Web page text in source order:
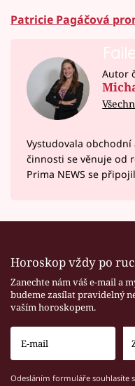
Patricie Pagáčová
Autor
Vystudovala
činnosti se věnuje od
Prima NEWS se
Horoskop vždy po
Zanechte nám váš e-mail a
budeme zasílat pravidelný
vaším horoskopem.
Odesláním formuláře souhlasíte s